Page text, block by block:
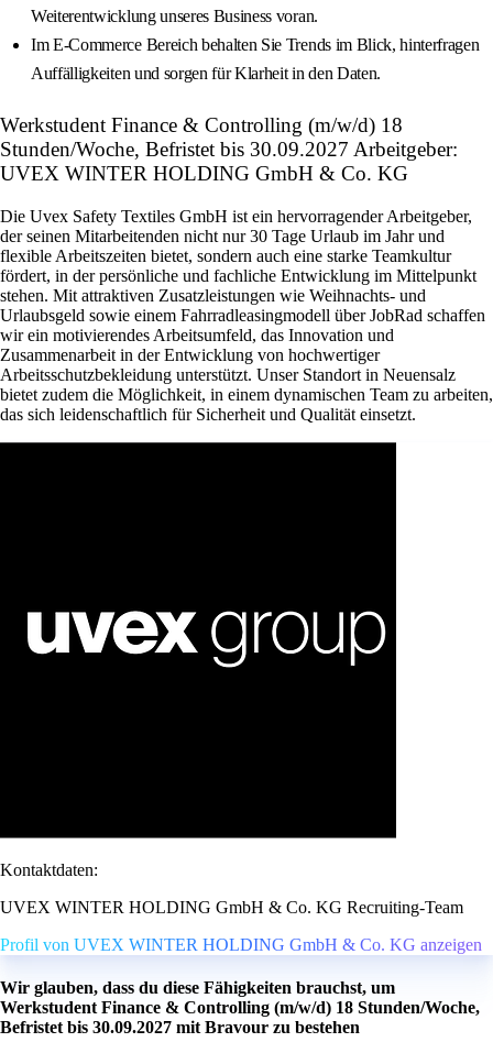
Weiterentwicklung unseres Business voran.
Im E-Commerce Bereich behalten Sie Trends im Blick, hinterfragen
Auffälligkeiten und sorgen für Klarheit in den Daten.
Werkstudent Finance & Controlling (m/w/d) 18
Stunden/Woche, Befristet bis 30.09.2027 Arbeitgeber:
UVEX WINTER HOLDING GmbH & Co. KG
Die Uvex Safety Textiles GmbH ist ein hervorragender Arbeitgeber,
der seinen Mitarbeitenden nicht nur 30 Tage Urlaub im Jahr und
flexible Arbeitszeiten bietet, sondern auch eine starke Teamkultur
fördert, in der persönliche und fachliche Entwicklung im Mittelpunkt
stehen. Mit attraktiven Zusatzleistungen wie Weihnachts- und
Urlaubsgeld sowie einem Fahrradleasingmodell über JobRad schaffen
wir ein motivierendes Arbeitsumfeld, das Innovation und
Zusammenarbeit in der Entwicklung von hochwertiger
Arbeitsschutzbekleidung unterstützt. Unser Standort in Neuensalz
bietet zudem die Möglichkeit, in einem dynamischen Team zu arbeiten,
das sich leidenschaftlich für Sicherheit und Qualität einsetzt.
Kontaktdaten:
UVEX WINTER HOLDING GmbH & Co. KG Recruiting-Team
Profil von UVEX WINTER HOLDING GmbH & Co. KG anzeigen
Wir glauben, dass du diese Fähigkeiten brauchst, um
Werkstudent Finance & Controlling (m/w/d) 18 Stunden/Woche,
Befristet bis 30.09.2027 mit Bravour zu bestehen